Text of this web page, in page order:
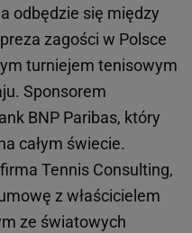
odbędzie się między
zagości w Polsce
turniejem tenisowym
Sponsorem
BNP Paribas, który
całym świecie.
Tennis Consulting,
z właścicielem
ze światowych